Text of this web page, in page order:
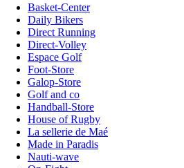
Basket-Center
Daily Bikers
Direct Running
Direct-Volley
Espace Golf
Foot-Store
Galop-Store
Golf and co
Handball-Store
House of Rugby
La sellerie de Maé
Made in Paradis
Nauti-wave